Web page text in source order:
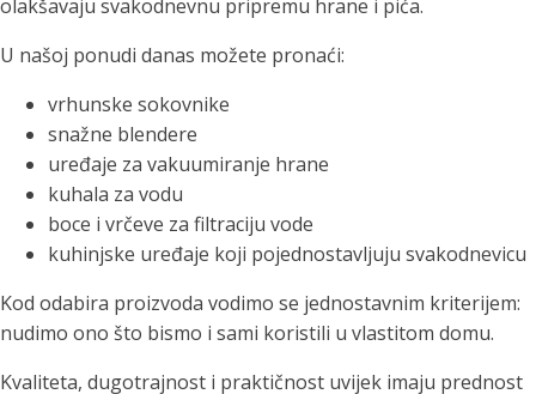
olakšavaju svakodnevnu pripremu hrane i pića.
U našoj ponudi danas možete pronaći:
vrhunske sokovnike
snažne blendere
uređaje za vakuumiranje hrane
kuhala za vodu
boce i vrčeve za filtraciju vode
kuhinjske uređaje koji pojednostavljuju svakodnevicu
Kod odabira proizvoda vodimo se jednostavnim kriterijem:
nudimo ono što bismo i sami koristili u vlastitom domu.
Kvaliteta, dugotrajnost i praktičnost uvijek imaju prednost